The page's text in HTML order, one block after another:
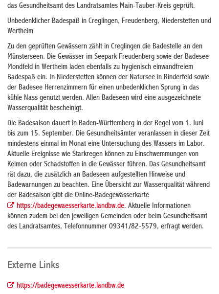
das Gesundheitsamt des Landratsamtes Main-Tauber-Kreis geprüft.
Unbedenklicher Badespaß in Creglingen, Freudenberg, Niederstetten und
Wertheim
Zu den geprüften Gewässern zählt in Creglingen die Badestelle an den
Münsterseen. Die Gewässer im Seepark Freudenberg sowie der Badesee
Mondfeld in Wertheim laden ebenfalls zu hygienisch einwandfreiem
Badespaß ein. In Niederstetten können der Natursee in Rinderfeld sowie
der Badesee Herrenzimmern für einen unbedenklichen Sprung in das
kühle Nass genutzt werden. Allen Badeseen wird eine ausgezeichnete
Wasserqualität bescheinigt.
Die Badesaison dauert in Baden-Württemberg in der Regel vom 1. Juni
bis zum 15. September. Die Gesundheitsämter veranlassen in dieser Zeit
mindestens einmal im Monat eine Untersuchung des Wassers im Labor.
Aktuelle Ereignisse wie Starkregen können zu Einschwemmungen von
Keimen oder Schadstoffen in die Gewässer führen. Das Gesundheitsamt
rät dazu, die zusätzlich an Badeseen aufgestellten Hinweise und
Badewarnungen zu beachten. Eine Übersicht zur Wasserqualität während
der Badesaison gibt die Online-Badegewässerkarte
https://badegewaesserkarte.landbw.de. Aktuelle Informationen
können zudem bei den jeweiligen Gemeinden oder beim Gesundheitsamt
des Landratsamtes, Telefonnummer 09341/82-5579, erfragt werden.
Externe Links
https://badegewaesserkarte.landbw.de